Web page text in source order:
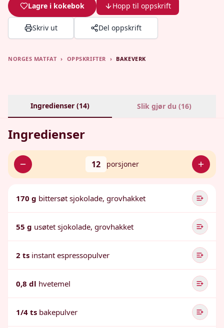
Lagre i kokebok Hopp til oppskrift
Skriv ut Del oppskrift
NORGES MATFAT › OPPSKRIFTER › BAKEVERK
Ingredienser (14) Slik gjør du (16)
Ingredienser
12 porsjoner
170 g bittersøt sjokolade, grovhakket
55 g usøtet sjokolade, grovhakket
2 ts instant espressopulver
0,8 dl hvetemel
1/4 ts bakepulver